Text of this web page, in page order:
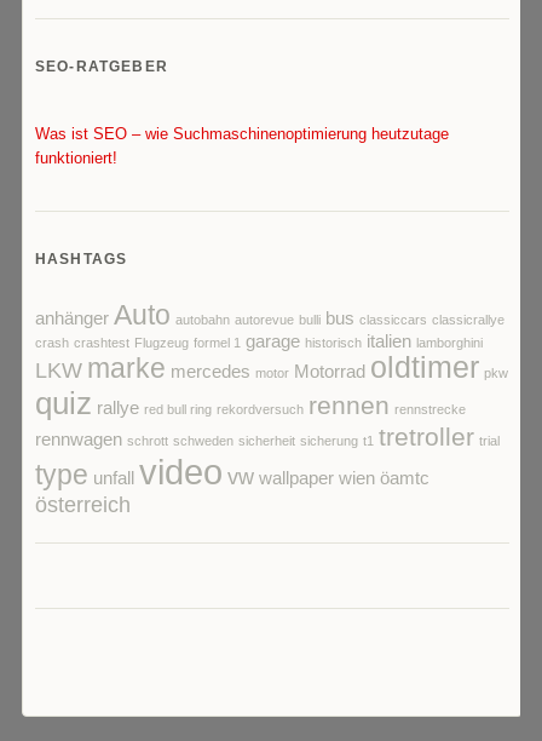
SEO-RATGEBER
Was ist SEO – wie Suchmaschinenoptimierung heutzutage
funktioniert!
HASHTAGS
anhänger Auto autobahn autorevue bulli bus classiccars classicrallye
crash crashtest Flugzeug formel 1 garage historisch italien lamborghini
LKW marke mercedes motor Motorrad oldtimer pkw
quiz rallye red bull ring rekordversuch rennen rennstrecke
rennwagen schrott schweden sicherheit sicherung t1 tretroller trial
type unfall video vw wallpaper wien öamtc
österreich